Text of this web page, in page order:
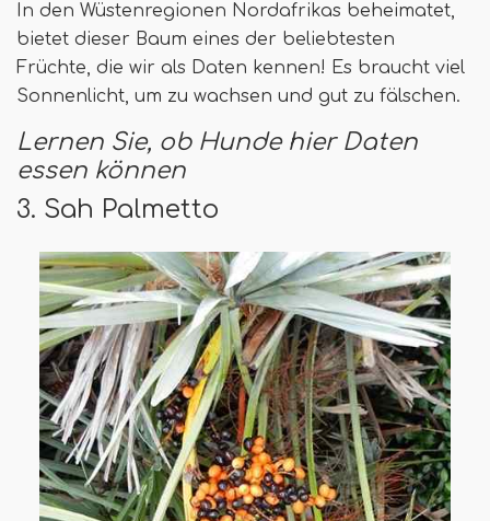
In den Wüstenregionen Nordafrikas beheimatet,
bietet dieser Baum eines der beliebtesten
Früchte, die wir als Daten kennen! Es braucht viel
Sonnenlicht, um zu wachsen und gut zu fälschen.
Lernen Sie, ob Hunde hier Daten
essen können
3. Sah Palmetto